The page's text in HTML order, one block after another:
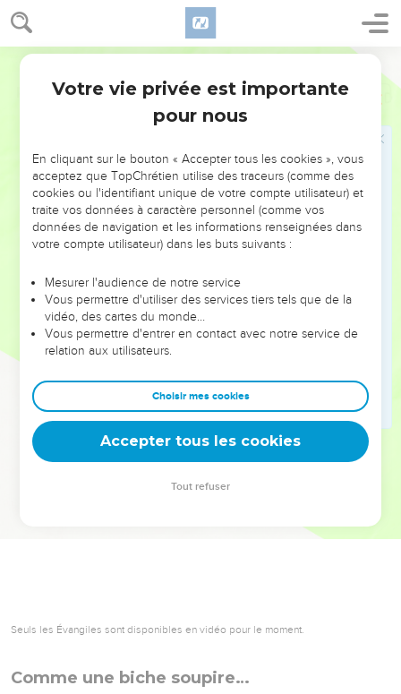
NE MANQUEZ PAS L’ÉVÉNEMENT
DE L’ANNÉE !
ET SI LEURS ERREURS POUVAIENT VOUS ÉVITER LES
VOTRES ?
leur foi ou leur vision. Mais on voit moins les doutes, les erreurs
et les saisons difficiles qu'ils ont traversés, alors même que ce
sont elles qui les ont façonnés.
Dans cette conférence, leaders, entrepreneurs, et responsables
clés pour avancer avec plus de sagesse afin que leurs erreurs
deviennent vos tremplins. Que vous guidiez un ministère, une
équipe, un groupe ou une famille, leur expérience est faite
Psaumes 41
Seuls les Évangiles sont disponibles en vidéo pour le moment.
Comme une biche soupire…
Votre vie privée est importante
pour nous
En cliquant sur le bouton « Accepter tous les cookies », vous
acceptez que TopChrétien utilise des traceurs (comme des
cookies ou l'identifiant unique de votre compte utilisateur) et
traite vos données à caractère personnel (comme vos
données de navigation et les informations renseignées dans
votre compte utilisateur) dans les buts suivants :
Mesurer l'audience de notre service
Vous permettre d'utiliser des services tiers tels que de la
vidéo, des cartes du monde…
Vous permettre d'entrer en contact avec notre service de
relation aux utilisateurs.
Choisir mes cookies
Accepter tous les cookies
Tout refuser